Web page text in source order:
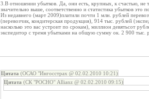
3.В отношении убытков. Да, они есть, крупных, к счастью, не
значительно выше, соответственно и статистика убытков это
Из недавнего (март 2009)платили почти 1 млн. рублей
(перевозчик, кондитерская продукция), 914 тыс. рублей
насколько это вас устроит по срокам), миллион девятьсот
экспедитор с тремя убытками на общую сумму ок. 2 900 тыс.
Цитата (ОСАО "Ингосстрах @ 02.02.2010 10:21)
Цитата (СК "РОСНО" Allianz @ 02.02.2010 09:15)